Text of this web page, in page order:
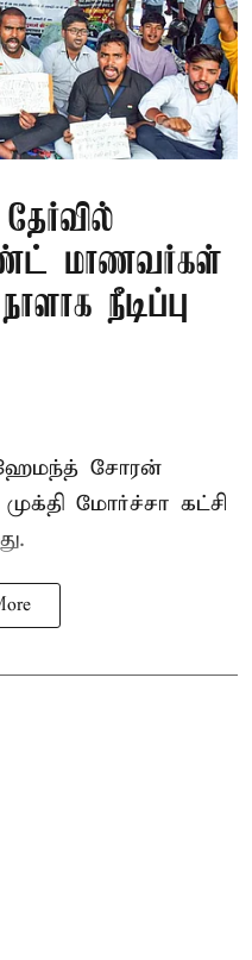
மாணவர்கள்
நீடிப்பு
ஹேமந்த் சோரன்
மோர்ச்சா கட்சி